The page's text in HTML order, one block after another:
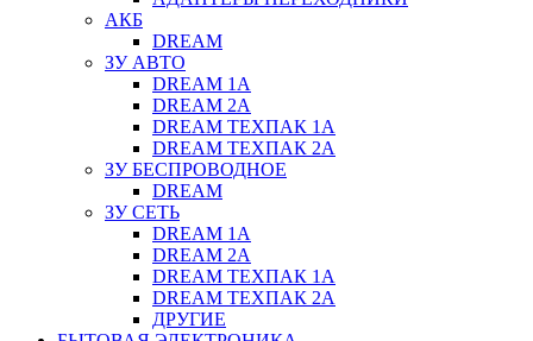
АКБ
DREAM
ЗУ АВТО
DREAM 1A
DREAM 2A
DREAM ТЕХПАК 1A
DREAM ТЕХПАК 2A
ЗУ БЕСПРОВОДНОЕ
DREAM
ЗУ СЕТЬ
DREAM 1A
DREAM 2A
DREAM ТЕХПАК 1A
DREAM ТЕХПАК 2A
ДРУГИЕ